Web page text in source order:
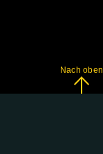
Nach oben